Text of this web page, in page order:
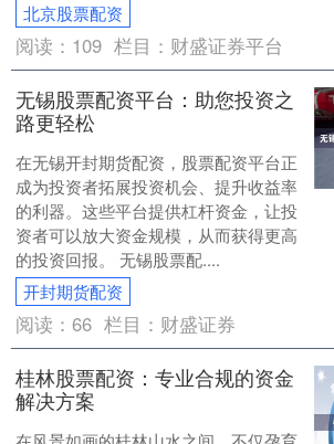
北京股票配资
阅读： 109 栏目： 财盛证券平台
无锡股票配资平台：助您投资之
路更轻松
在无锡开封期货配资，股票配资平台正
成为投资者拓展投资机会、提升收益率
的利器。这些平台提供杠杆资金，让投
资者可以放大资金规模，从而获得更高
的投资回报。 无锡股票配....
开封期货配资
阅读：66 栏目： 财盛证券
桂林股票配资：专业合规的资金
解决方案